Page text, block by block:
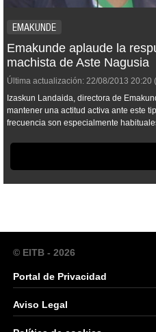
EMAKUNDE
Emakunde aplaude la
machista de Aste Nagusia
Última actualización: 22/08/2013 20:20
Izaskun Landaida, directora de
mantener una actitud activa ante este
frecuencia son especialmente
© EITB - 2026
Portal de Privacidad
Aviso Legal